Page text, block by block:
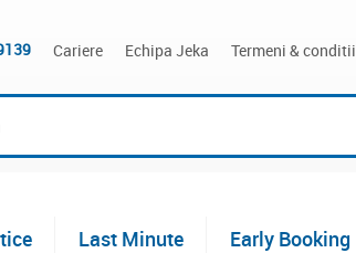
Cariere Echipa Jeka Termeni & conditii
Last Minute Early Booking